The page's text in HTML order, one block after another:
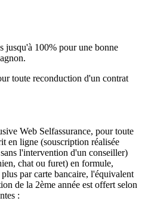
jusqu'à 100% pour une bonne
toute reconduction d'un contrat
Web Selfassurance, pour toute
en ligne (souscription réalisée
l'intervention d'un conseiller)
chat ou furet) en formule,
par carte bancaire, l'équivalent
de la 2ème année est offert selon
: